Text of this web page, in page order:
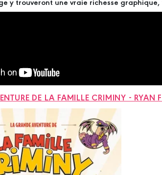
DE LA FAMILLE CRIMINY -